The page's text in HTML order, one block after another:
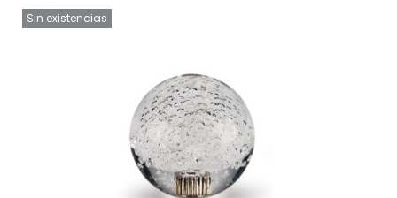
Sin existencias